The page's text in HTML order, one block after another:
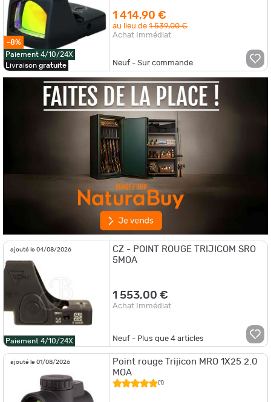
-8%
Paiement 4/10/24X
Livraison gratuite
1 414,90 €
au lieu de1 539,00 €
Achat Immédiat
Neuf - Sur commande
ajouté le 04/08/2026
Paiement 4/10/24X
CZ - POINT ROUGE TRIJICOM SRO
5MOA
1 553,00 €
Achat Immédiat
Neuf - Plus que4 articles
ajouté le 01/08/2026
Point rouge Trijicon MRO 1X25 2.0
MOA
(1)